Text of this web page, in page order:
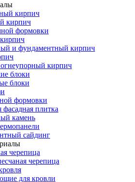
кирпич
кирпич
формовки
и фундаментный кирпич
кирпич
блоки
блоки
формовки
плитка
камень
сайдинг
черепица
черепица
для кровли